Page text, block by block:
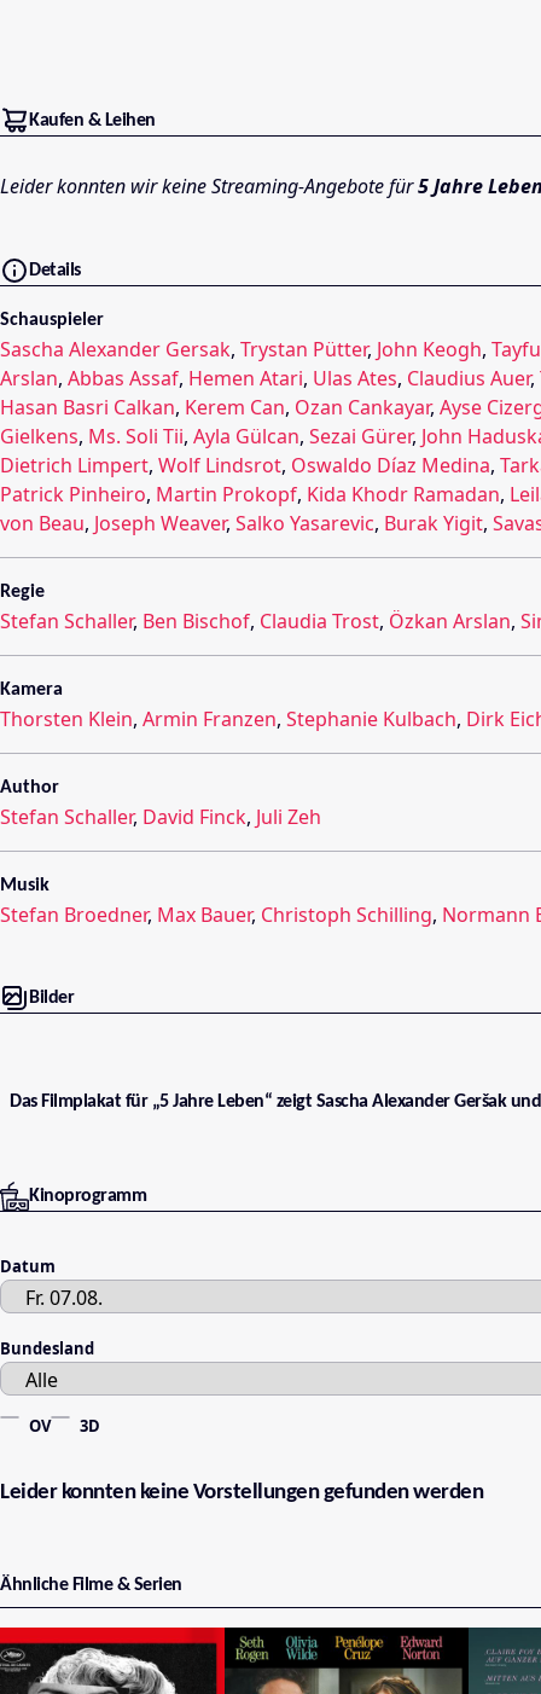
Kaufen & Leihen
Leider konnten wir keine Streaming-Angebote für5 Jahre
Details
Schauspieler
Sascha Alexander Gersak, Trystan Pütter, John Keogh,
Arslan, Abbas Assaf, Hemen Atari, Ulas Ates, Claudius Auer,
Hasan Basri Calkan, Kerem Can, Ozan Cankayar, Ayse
Gielkens, Ms. Soli Tii, Ayla Gülcan, Sezai Gürer, John
Dietrich Limpert, Wolf Lindsrot, Oswaldo Díaz Medina,
Patrick Pinheiro, Martin Prokopf, Kida Khodr Ramadan,
von Beau, Joseph Weaver, Salko Yasarevic, Burak Yigit,
Regie
Stefan Schaller, Ben Bischof, Claudia Trost, Özkan Arslan,
Kamera
Thorsten Klein, Armin Franzen, Stephanie Kulbach, Dirk
Author
Stefan Schaller, David Finck, Juli Zeh
Musik
Stefan Broedner, Max Bauer, Christoph Schilling, Normann
Bilder
Das Filmplakat für „5 Jahre Leben“ zeigt Sascha Alexander Geršak
Kinoprogramm
Datum
Bundesland
OV 3D
Leider konnten keine Vorstellungen gefunden werden
Ähnliche Filme & Serien